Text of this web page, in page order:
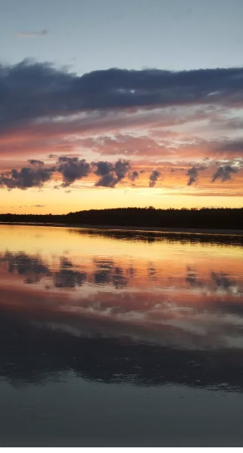
поймал,закат был волшебный!
НХНЧ и чтобы от рыболовного
только приятные впечатления!